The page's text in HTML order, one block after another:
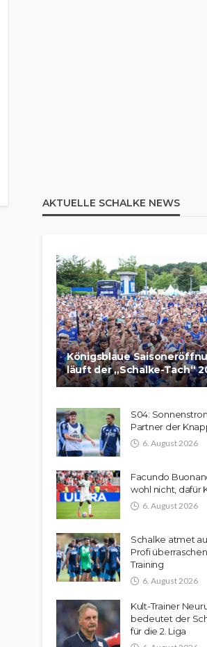
AKTUELLE SCHALKE NEWS
Königsblaue
läuft der „Schalke-Tach“
S04:
Partner der
6. August 2026
Facundo
wohl nicht, dafür
6. August 2026
Schalke atmet
Profi
Training
6. August 2026
Kult-Trainer
bedeutet der
für die 2. Liga